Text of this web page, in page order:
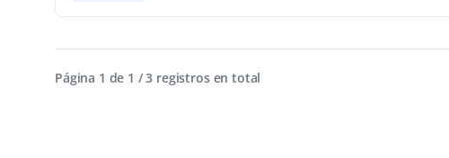
Página 1 de 1 / 3 registros en total